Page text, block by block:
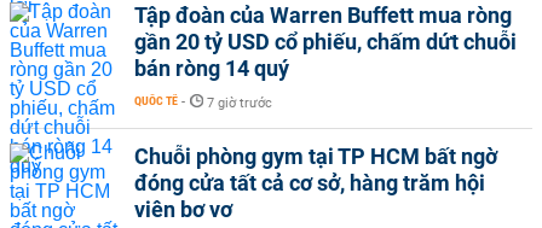
Tập đoàn của Warren Buffett mua ròng
gần 20 tỷ USD cổ phiếu, chấm dứt chuỗi
bán ròng 14 quý
QUỐC TẾ - 7 giờ trước
Chuỗi phòng gym tại TP HCM bất ngờ
đóng cửa tất cả cơ sở, hàng trăm hội
viên bơ vơ